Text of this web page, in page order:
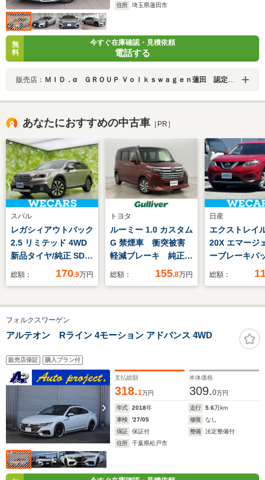
住所
埼玉県蓮田市
無
料
今すぐ在庫確認・見積依頼
電話する
販売店： ＭＩＤ．α ＧＲＯＵＰ Ｖｏｌｋｓｗａｇｅｎ蓮田 認定中古車コーナー／株式会社ＭＩＤ
あなたにおすすめの中古車 ［PR］
スバル
レガシィアウトバック
2.5 リミテッド 4WD
新品タイヤ/純正 SDナ
ビ/衝突安全装置/シー
ム/シート フルレザー/
電動バックドア/ヘッ
ドランプ LED/USBジ
続
総額： 170.9万円
トヨタ
ルーミー 1.0 カスタム
G 禁煙車 衝突被害
軽減ブレーキ 純正9
型ディスプレイオーデ
ー 両側電動スライド
ルーズコントロール
ヒーター
総額： 155.8万円
日産
エクストレイ
20X エマージ
ーブレーキパ
2列車 純正 9
ヒーター/車線
ト 合皮/USB
ク/Bluetooth
滑り防止装置
総額：
フォルクスワーゲン
アルテオン Rライン 4モーション アドバンス 4WD
販売店保証 購入プラン付
支払総額
318.1万円
本体価格
309.0万円
年式 2018年 走行 5.6万km
車検
'27/05 修復
なし
保証
保証付 整備
法定整備付
住所
千葉県松戸市